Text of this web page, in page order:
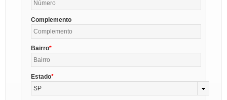
Complemento
Bairro
Estado
SP